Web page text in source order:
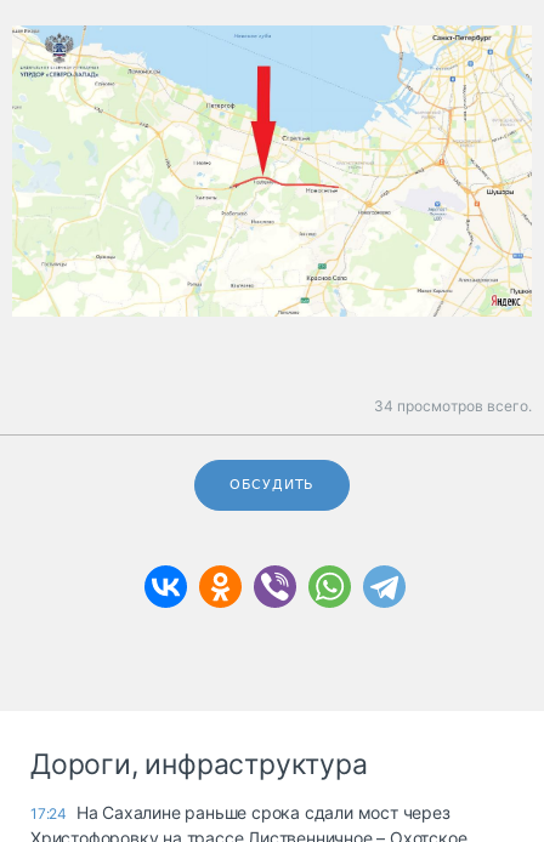
34 просмотров всего.
ОБСУДИТЬ
Дороги, инфраструктура
17:24
На Сахалине раньше срока сдали мост через